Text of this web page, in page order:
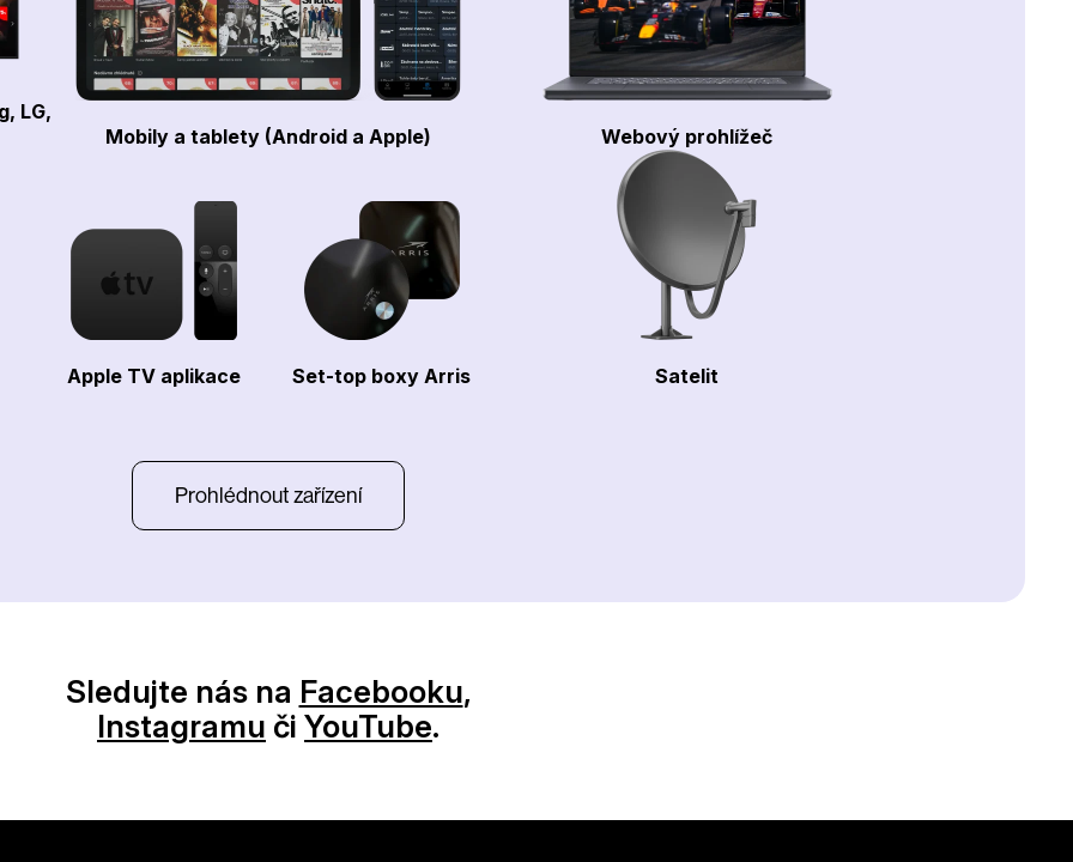
LG,
Mobily a tablety (Android a Apple) Webový prohlížeč
Apple TV aplikace Set-top boxy Arris Satelit
Prohlédnout zařízení
Sledujte nás na Facebooku,
Instagramu či YouTube.